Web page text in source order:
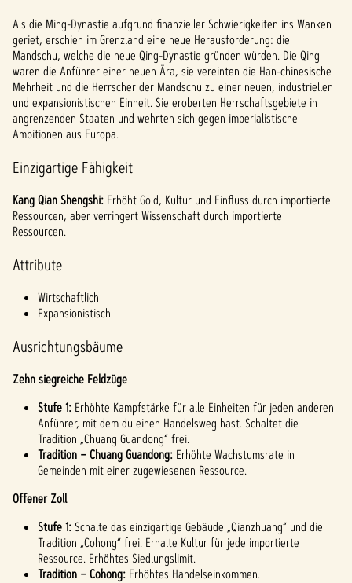
Als die Ming-Dynastie aufgrund finanzieller Schwierigkeiten ins Wanken
geriet, erschien im Grenzland eine neue Herausforderung: die
Mandschu, welche die neue Qing-Dynastie gründen würden. Die Qing
waren die Anführer einer neuen Ära, sie vereinten die Han-chinesische
Mehrheit und die Herrscher der Mandschu zu einer neuen, industriellen
und expansionistischen Einheit. Sie eroberten Herrschaftsgebiete in
angrenzenden Staaten und wehrten sich gegen imperialistische
Ambitionen aus Europa.
Einzigartige Fähigkeit
Kang Qian Shengshi: Erhöht Gold, Kultur und Einfluss durch importierte
Ressourcen, aber verringert Wissenschaft durch importierte
Ressourcen.
Attribute
Wirtschaftlich
Expansionistisch
Ausrichtungsbäume
Zehn siegreiche Feldzüge
Stufe 1: Erhöhte Kampfstärke für alle Einheiten für jeden anderen
Anführer, mit dem du einen Handelsweg hast. Schaltet die
Tradition „Chuang Guandong“ frei.
Tradition – Chuang Guandong: Erhöhte Wachstumsrate in
Gemeinden mit einer zugewiesenen Ressource.
Offener Zoll
Stufe 1: Schalte das einzigartige Gebäude „Qianzhuang“ und die
Tradition „Cohong“ frei. Erhalte Kultur für jede importierte
Ressource. Erhöhtes Siedlungslimit.
Tradition – Cohong: Erhöhtes Handelseinkommen.